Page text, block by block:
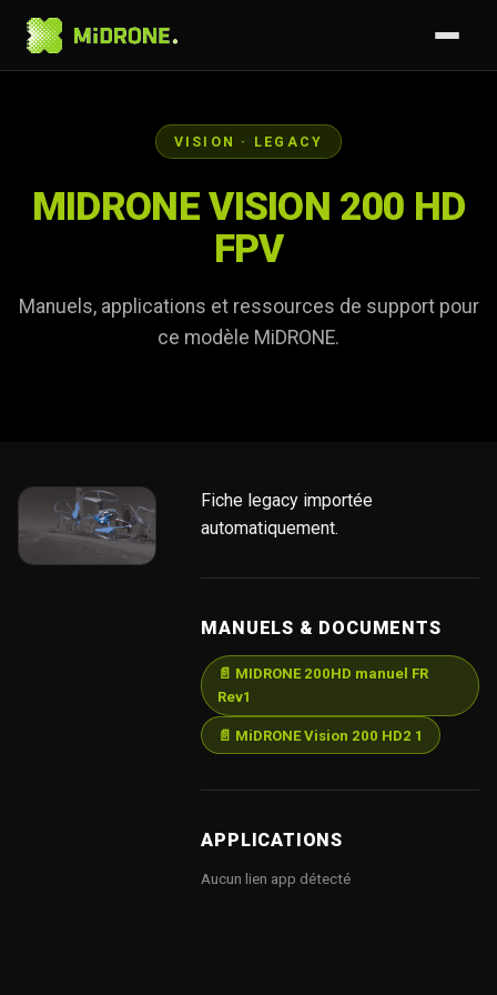
VISION · LEGACY
MIDRONE VISION 200 HD
FPV
Manuels, applications et ressources de support pour
ce modèle MiDRONE.
Fiche legacy importée
automatiquement.
MANUELS & DOCUMENTS
📄 MIDRONE 200HD manuel FR
Rev1
📄 MiDRONE Vision 200 HD2 1
APPLICATIONS
Aucun lien app détecté